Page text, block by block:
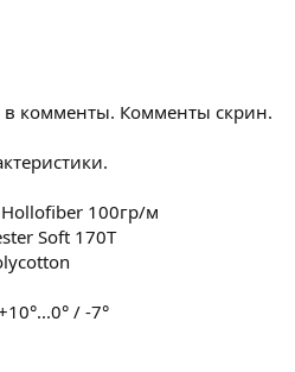
в комменты. Комменты скрин.
100гр/м
Soft 170T
/ -7°